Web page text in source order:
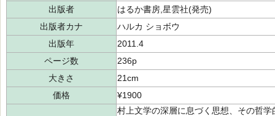
出版者
はるか書房,星雲社(発売)
出版者カナ
ハルカ ショボウ
出版年
2011.4
ページ数
236p
大きさ
21cm
価格
¥1900
村上文学の深層に息づく思想、その哲